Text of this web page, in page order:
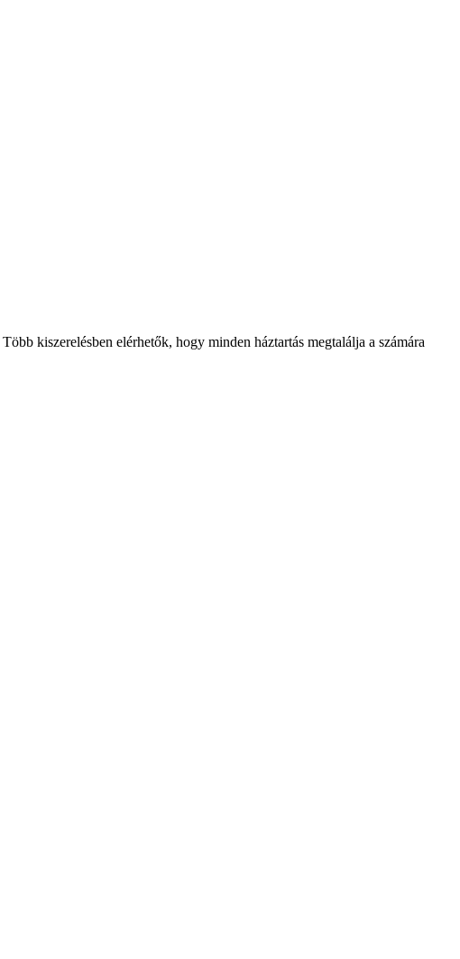
kiszerelésben elérhetők, hogy minden háztartás megtalálja a számára